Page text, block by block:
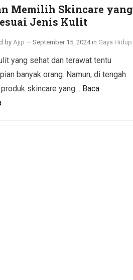
Memilih Skincare yang
Jenis Kulit
by Ajip — September 15, 2024 in Gaya Hidup
yang sehat dan terawat tentu
banyak orang. Namun, di tengah
skincare yang… Baca